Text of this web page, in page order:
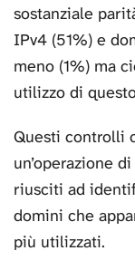
sostanziale
IPv4 (51%) e
meno (1%) ma
utilizzo di
Questi controlli
un’operazione
riusciti ad
domini che
più utilizzati.